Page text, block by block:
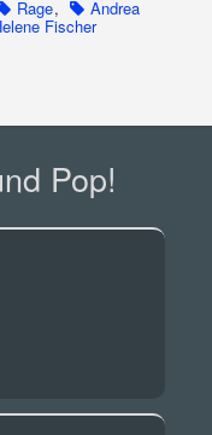
Rage, Andrea
Fischer
Pop!